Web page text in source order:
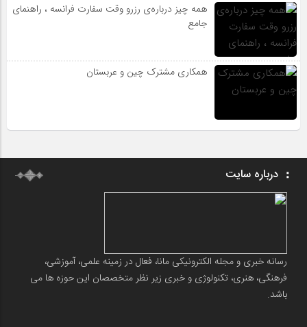
همه چیز درباره‌ی رزرو وقت سفارت فرانسه ، راهنمای
جامع
همکاری مشترک چین و عربستان
درباره سایت
رسانه خبری و مجله الکترونیکی مانا، فعال در زمینه علمی، آموزشی،
فرهنگی، هنری، تکنولوژی و خبری زیر نظر متخصصان این حوزه ها می
باشد.